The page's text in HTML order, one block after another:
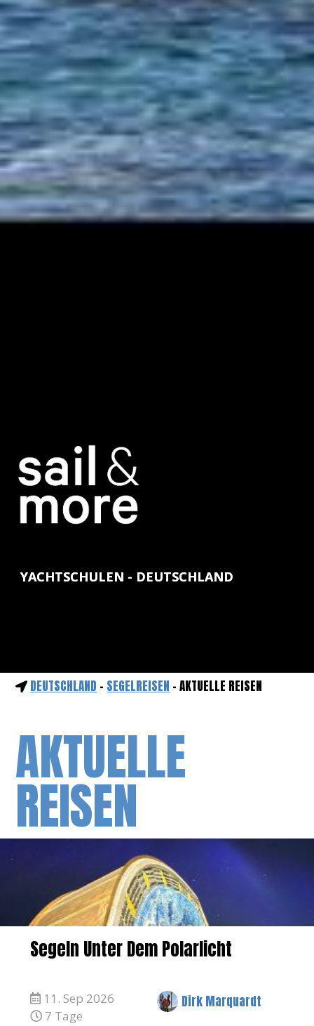
YACHTSCHULEN - DEUTSCHLAND
DEUTSCHLAND - SEGELREISEN - AKTUELLE REISEN
AKTUELLE
REISEN
Segeln Unter Dem Polarlicht
11. Sep 2026
7 Tage
Dirk Marquardt